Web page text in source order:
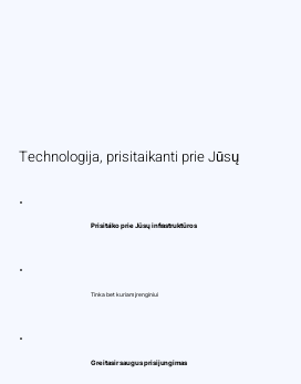
Technologija, prisitaikanti prie Jūsų
Prisitaiko prie Jūsų infrastruktūros
Tinka bet kuriam įrenginiui​
Greitas ir saugus prisijungimas